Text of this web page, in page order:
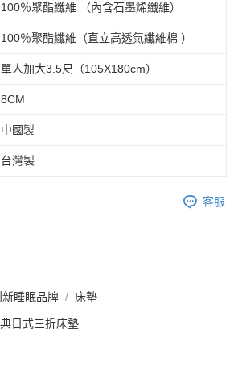
100％聚酯纖維 （內含石墨烯纖維）
100％聚酯纖維（直立高透氣纖維棉 ）
單人加大3.5尺（105X180cm）
8CM
中國製
台灣製
客服
睡眠品牌 床墊
日式三折床墊